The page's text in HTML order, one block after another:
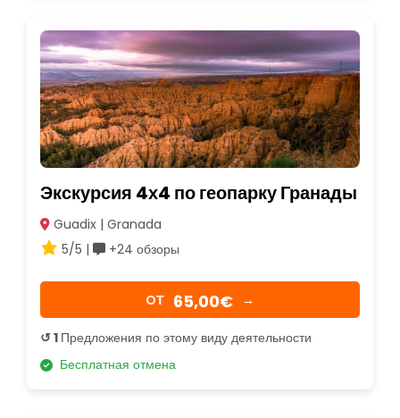
Экскурсия 4х4 по геопарку Гранады
Guadix | Granada
5/5 |
+24 обзоры
OТ 65,00€ →
↺ 1 Предложения по этому виду деятельности
Бесплатная отмена